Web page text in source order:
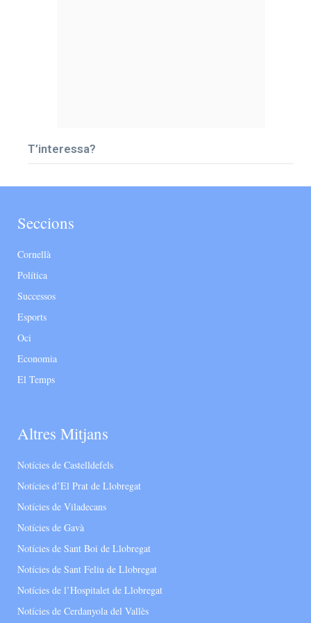
T’interessa?
Seccions
Cornellà
Política
Successos
Esports
Oci
Economia
El Temps
Altres Mitjans
Notícies de Castelldefels
Notícies d’El Prat de Llobregat
Notícies de Viladecans
Notícies de Gavà
Notícies de Sant Boi de Llobregat
Notícies de Sant Feliu de Llobregat
Notícies de l’Hospitalet de Llobregat
Notícies de Cerdanyola del Vallès